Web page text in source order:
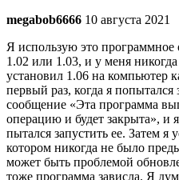
megabob6666 10 августа 2021
Я использую это программное
1.02 или 1.03, и у меня
установил 1.06 на компьютер
первый раз, когда я попытался
сообщение «Эта программа
операцию и будет закрыта», и
пытался запустить ее. Затем я
котором никогда не было
может быть проблемой
тоже программа зависла. Я